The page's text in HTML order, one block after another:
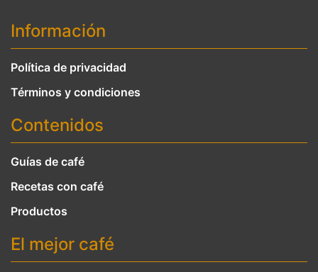
Información
Política de privacidad
Términos y condiciones
Contenidos
Guías de café
Recetas con café
Productos
El mejor café